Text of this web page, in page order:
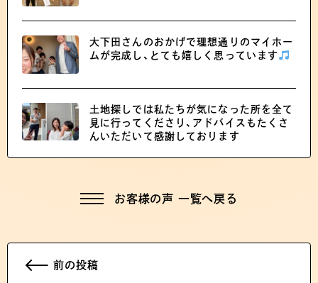
大下田さんのおかげで理想通りのマイホー
ムが完成し、とても嬉しく思っています
土地探しでは私たちが気になった所を全て
見に行ってくださり、アドバイスもたくさ
んいただいて感謝しております
お客様の声 一覧へ戻る
前の投稿